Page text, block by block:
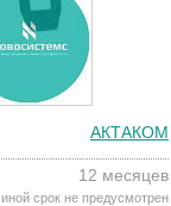
АКТАКОМ
12 месяцев
срок не предусмотрен